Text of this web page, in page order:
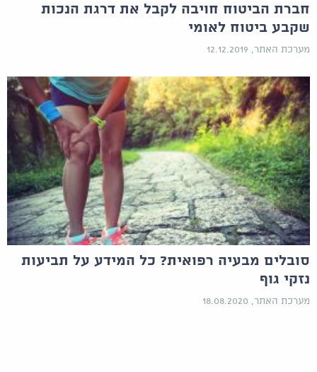
חברת הביטוח חויבה לקבל את דרגת הנכות
שקבע ביטוח לאומי
מערכת האתר, 12.12.2019
סובלים מבעיה רפואית? כל המידע על תביעות
נזקי גוף
מערכת האתר, 18.08.2020